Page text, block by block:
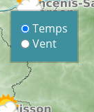
30°CTemps
Vent